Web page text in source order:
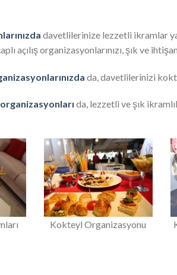
davetlilerinize lezzetli ikramlar
açılış organizasyonlarınızı, şık ve
da, davetlilerinizi
da, lezzetli ve şık
Kokteyl Organizasyonu